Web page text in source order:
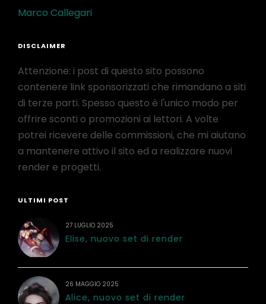
Marco Callegari
DISCLAIMER
Attenzione: i post di questo sito possono
contenere link sponsorizzati che rimandano a siti
di terze parti. Spesso questo è l'unico modo per
offrire sconti o promozioni ai lettori. A volte
potrei ricevere delle commissioni, che mi aiutano
a mantenere attivo il sito ed a realizzare nuovi
render e progetti.
ULTIMI POST
27 LUGLIO 2025
Elise, nuovo set di render
26 MAGGIO 2025
Alice, nuovo set di render